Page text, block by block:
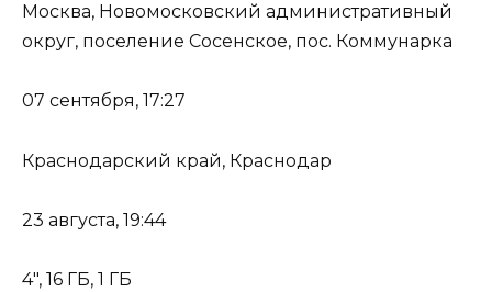
Москва, Новомосковский административный
округ, поселение Сосенское, пос. Коммунарка
07 сентября, 17:27
Краснодарский край, Краснодар
23 августа, 19:44
4″, 16 ГБ, 1 ГБ